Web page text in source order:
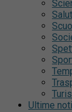
Ultime